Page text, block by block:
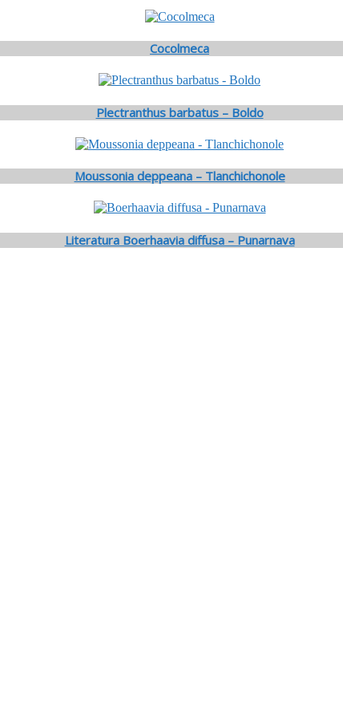
Cocolmeca
Plectranthus barbatus – Boldo
Moussonia deppeana – Tlanchichonole
Literatura Boerhaavia diffusa – Punarnava